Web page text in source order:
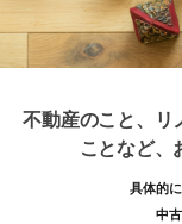
不動産のこと、リ
ことなど、
具体的
中